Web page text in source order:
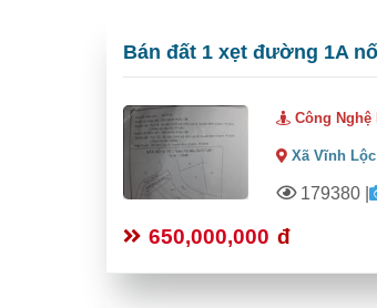
Bán đất 1 xẹt đường 1A
Công
Xã Vĩnh
179380 |
650,000,000 đ